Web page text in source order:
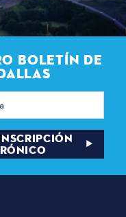
BOLETÍN DE